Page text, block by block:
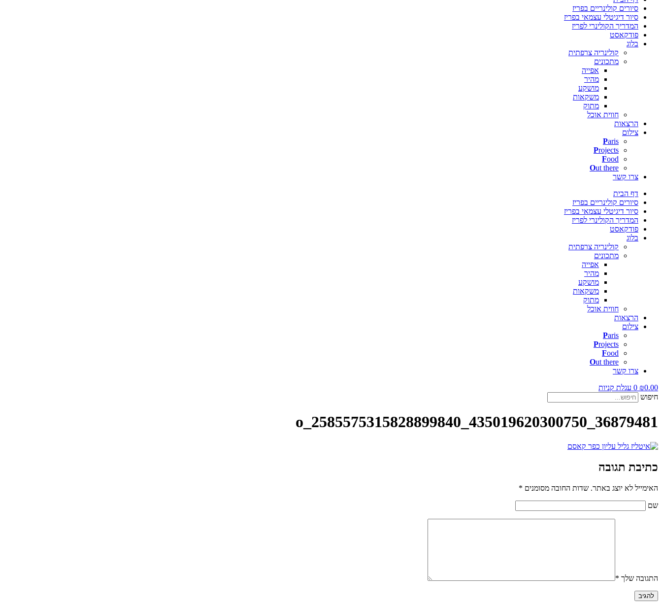
סיורים קולינריים בפריז
סיור דיגיטלי עצמאי בפריז
המדריך הקולינרי לפריז
פודקאסט
בלוג
קולינריה צרפתית
מתכונים
אפייה
מהיר
מושקע
משקאות
מתוק
חווית אוכל
הרצאות
צילום
Paris
Projects
Food
Out there
צרו קשר
דף הבית
סיורים קולינריים בפריז
סיור דיגיטלי עצמאי בפריז
המדריך הקולינרי לפריז
פודקאסט
בלוג
קולינריה צרפתית
מתכונים
אפייה
מהיר
מושקע
משקאות
מתוק
חווית אוכל
הרצאות
צילום
Paris
Projects
Food
Out there
צרו קשר
₪0.00
0 עגלת קניות
חיפוש
36879481_435019620300750_2585575315828899840_o
כתיבת תגובה
האימייל לא יוצג באתר. שדות החובה מסומנים *
שם
התגובה שלך *